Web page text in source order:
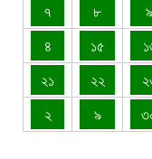
৭
৮ ৯
৪
১৫
২১
২২
২
৯